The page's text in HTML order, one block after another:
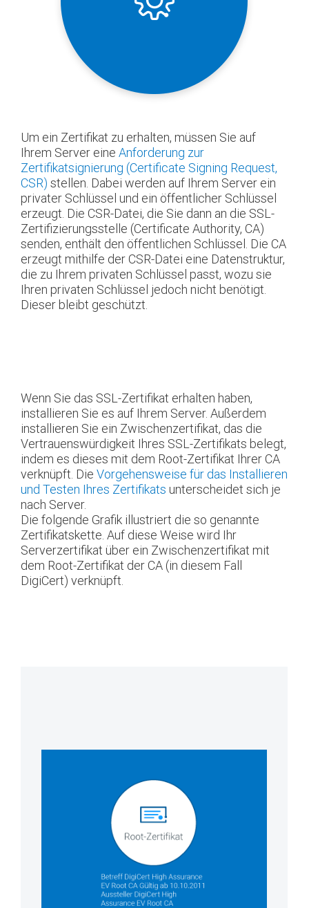
Um ein Zertifikat zu erhalten, müssen Sie auf
Ihrem Server eine Anforderung zur
Zertifikatsignierung (Certificate Signing Request,
CSR) stellen. Dabei werden auf Ihrem Server ein
privater Schlüssel und ein öffentlicher Schlüssel
erzeugt. Die CSR-Datei, die Sie dann an die SSL-
Zertifizierungsstelle (Certificate Authority, CA)
senden, enthält den öffentlichen Schlüssel. Die CA
erzeugt mithilfe der CSR-Datei eine Datenstruktur,
die zu Ihrem privaten Schlüssel passt, wozu sie
Ihren privaten Schlüssel jedoch nicht benötigt.
Dieser bleibt geschützt.
Wenn Sie das SSL-Zertifikat erhalten haben,
installieren Sie es auf Ihrem Server. Außerdem
installieren Sie ein Zwischenzertifikat, das die
Vertrauenswürdigkeit Ihres SSL-Zertifikats belegt,
indem es dieses mit dem Root-Zertifikat Ihrer CA
verknüpft. Die Vorgehensweise für das Installieren
und Testen Ihres Zertifikats unterscheidet sich je
nach Server.
Die folgende Grafik illustriert die so genannte
Zertifikatskette. Auf diese Weise wird Ihr
Serverzertifikat über ein Zwischenzertifikat mit
dem Root-Zertifikat der CA (in diesem Fall
DigiCert) verknüpft.